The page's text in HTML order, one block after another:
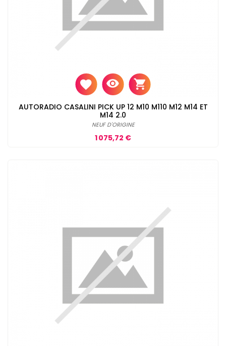
AUTORADIO CASALINI PICK UP 12 M10 M110 M12 M14 ET
M14 2.0
NEUF D'ORIGINE
Prix
1 075,72 €